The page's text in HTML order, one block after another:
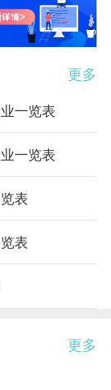
更多
一览表
一览表
表
表
更多